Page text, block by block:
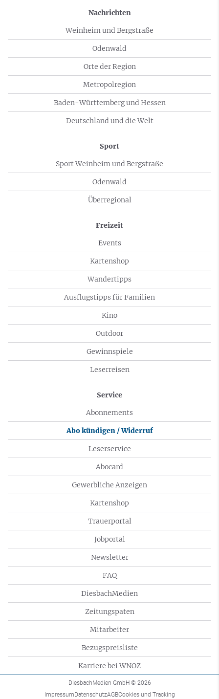
Nachrichten
Weinheim und Bergstraße
Odenwald
Orte der Region
Metropolregion
Baden-Württemberg und Hessen
Deutschland und die Welt
Sport
Sport Weinheim und Bergstraße
Odenwald
Überregional
Freizeit
Events
Kartenshop
Wandertipps
Ausflugstipps für Familien
Kino
Outdoor
Gewinnspiele
Leserreisen
Service
Abonnements
Abo kündigen / Widerruf
Leserservice
Abocard
Gewerbliche Anzeigen
Kartenshop
Trauerportal
Jobportal
Newsletter
FAQ
DiesbachMedien
Zeitungspaten
Mitarbeiter
Bezugspreisliste
Karriere bei WNOZ
DiesbachMedien GmbH © 2026
ImpressumDatenschutzAGBCookies und Tracking